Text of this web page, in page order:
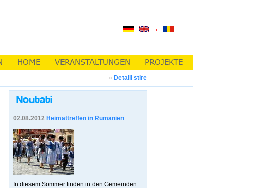
» Detalii stire
02.08.2012 Heimattreffen in Rumänien
In diesem Sommer finden in den Gemeinden